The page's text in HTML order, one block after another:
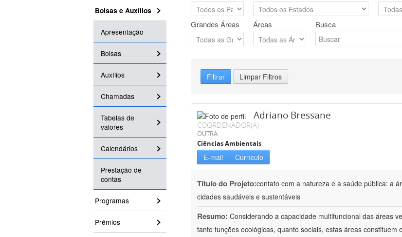
Bolsas e Auxílios
Apresentação
Bolsas
Auxílios
Chamadas
Tabelas de
valores
Calendários
Prestação de
contas
Programas
Prêmios
Grandes Áreas Áreas Busca
Filtrar Limpar Filtros
Adriano Bressane
COORDENADOR(A)
OUTRA
Ciências Ambientais
E-mail Currículo
Título do Projeto:contato com a natureza e a saúde pública: a
cidades saudáveis e sustentáveis
Resumo: Considerando a capacidade multifuncional das áreas
tanto funções ecológicas, quanto sociais, estas áreas constituem